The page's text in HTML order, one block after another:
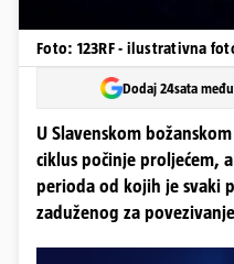
Foto: 123RF - ilustrativna
Dodaj 24sata
U Slavenskom
ciklus počinje proljećem,
perioda od kojih je svaki
zaduženog za